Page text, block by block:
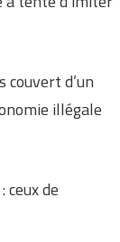
d’un
illégale
de